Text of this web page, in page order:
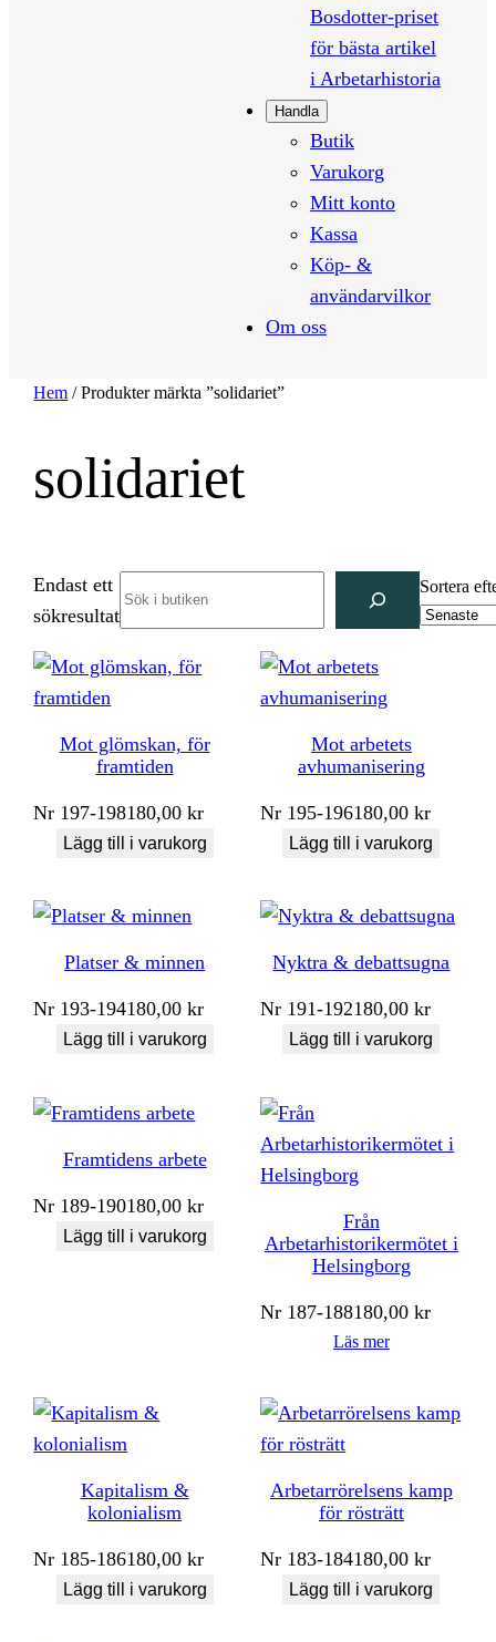
Bosdotter-priset
för bästa artikel
i Arbetarhistoria
Handla
Butik
Varukorg
Mitt konto
Kassa
Köp- &
användarvilkor
Om oss
Hem / Produkter märkta ”solidariet”
solidariet
Endast ett
sökresultat
Sortera
Mot glömskan, för
framtiden
Nr 197-198180,00kr
Lägg till i varukorg
Mot arbetets
avhumanisering
Nr 195-196180,00kr
Lägg till i varukorg
Platser & minnen
Nr 193-194180,00kr
Lägg till i varukorg
Nyktra & debattsugna
Nr 191-192180,00kr
Lägg till i varukorg
Framtidens arbete
Nr 189-190180,00kr
Lägg till i varukorg
Från
Arbetarhistorikermötet i
Helsingborg
Nr 187-188180,00kr
Läs mer
Kapitalism &
kolonialism
Nr 185-186180,00kr
Lägg till i varukorg
Arbetarrörelsens kamp
för rösträtt
Nr 183-184180,00kr
Lägg till i varukorg